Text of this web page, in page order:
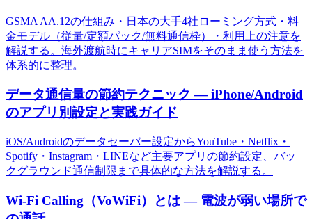
GSMA AA.12の仕組み・日本の大手4社ローミング方式・料
金モデル（従量/定額パック/無料通信枠）・利用上の注意を
解説する。海外渡航時にキャリアSIMをそのまま使う方法を
体系的に整理。
データ通信量の節約テクニック — iPhone/Android
のアプリ別設定と実践ガイド
iOS/Androidのデータセーバー設定からYouTube・Netflix・
Spotify・Instagram・LINEなど主要アプリの節約設定、バッ
クグラウンド通信制限まで具体的な方法を解説する。
Wi-Fi Calling（VoWiFi）とは — 電波が弱い場所で